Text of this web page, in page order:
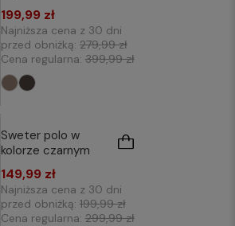
199,99 zł
Najniższa cena z 30 dni
przed obniżką: 279,99 zł
Cena regularna: 399,99 zł
Sweter polo w
kolorze czarnym
149,99 zł
Najniższa cena z 30 dni
przed obniżką: 199,99 zł
Cena regularna: 299,99 zł